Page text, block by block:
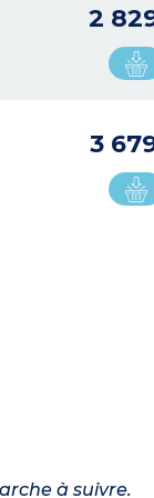
2
3
à suivre.